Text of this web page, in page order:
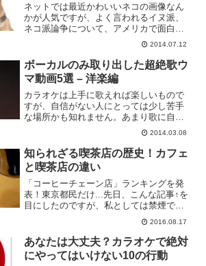
ネットでは最近かわいいネコの画像なん
かが人気ですが、よく言われるイヌ派、
ネコ派論争について、アメリカで面白い
調査結果が出たそうです！Personality
Differences Between Dog and Cat
Owners今回はそ...
2014.07.12
ボーカルのみ取り出した超絶歌ウ
マ動画5選 – 洋楽編
カラオケは上手に歌えれば楽しいもので
すが、自信がない人にとっては少し苦手
な場所かも知れません。あまり歌に自信
がない方でも、ある程度上手く聞こえる
裏技的テクニックをご紹介しましょう。
まず、大勢の人たちとカラオケボックス
に入るなら、なるべく大き...
2014.03.08
知られざる喫茶店の歴史！カフェ
と喫茶店の違い
「コーヒーチェーン店」ランキングを発
表！東京都民だけ...先日、こんな記事↑を
目にしたのですが、私としては禁煙であ
ることとコーヒー豆が日替わりで好みの
豆を見付けられる楽しみがあるので、断
然スタバ派です。個人経営の喫茶店で気
に入っている所もあ...
2016.08.17
あなたは大丈夫？カラオケで絶対
にやってはいけない10の行動